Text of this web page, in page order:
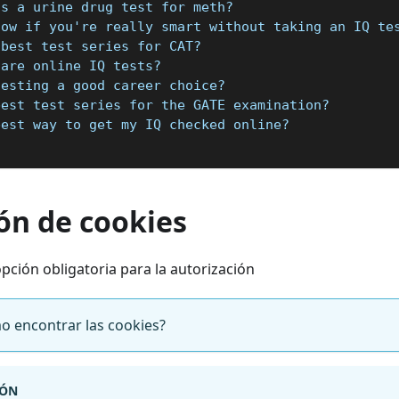
a urine drug test for meth?
if you're really smart without taking an IQ
test series for CAT?
online IQ tests?
a good career choice?
test series for the GATE examination?
way to get my IQ checked online?
de cookies
obligatoria para la autorización
encontrar las cookies?